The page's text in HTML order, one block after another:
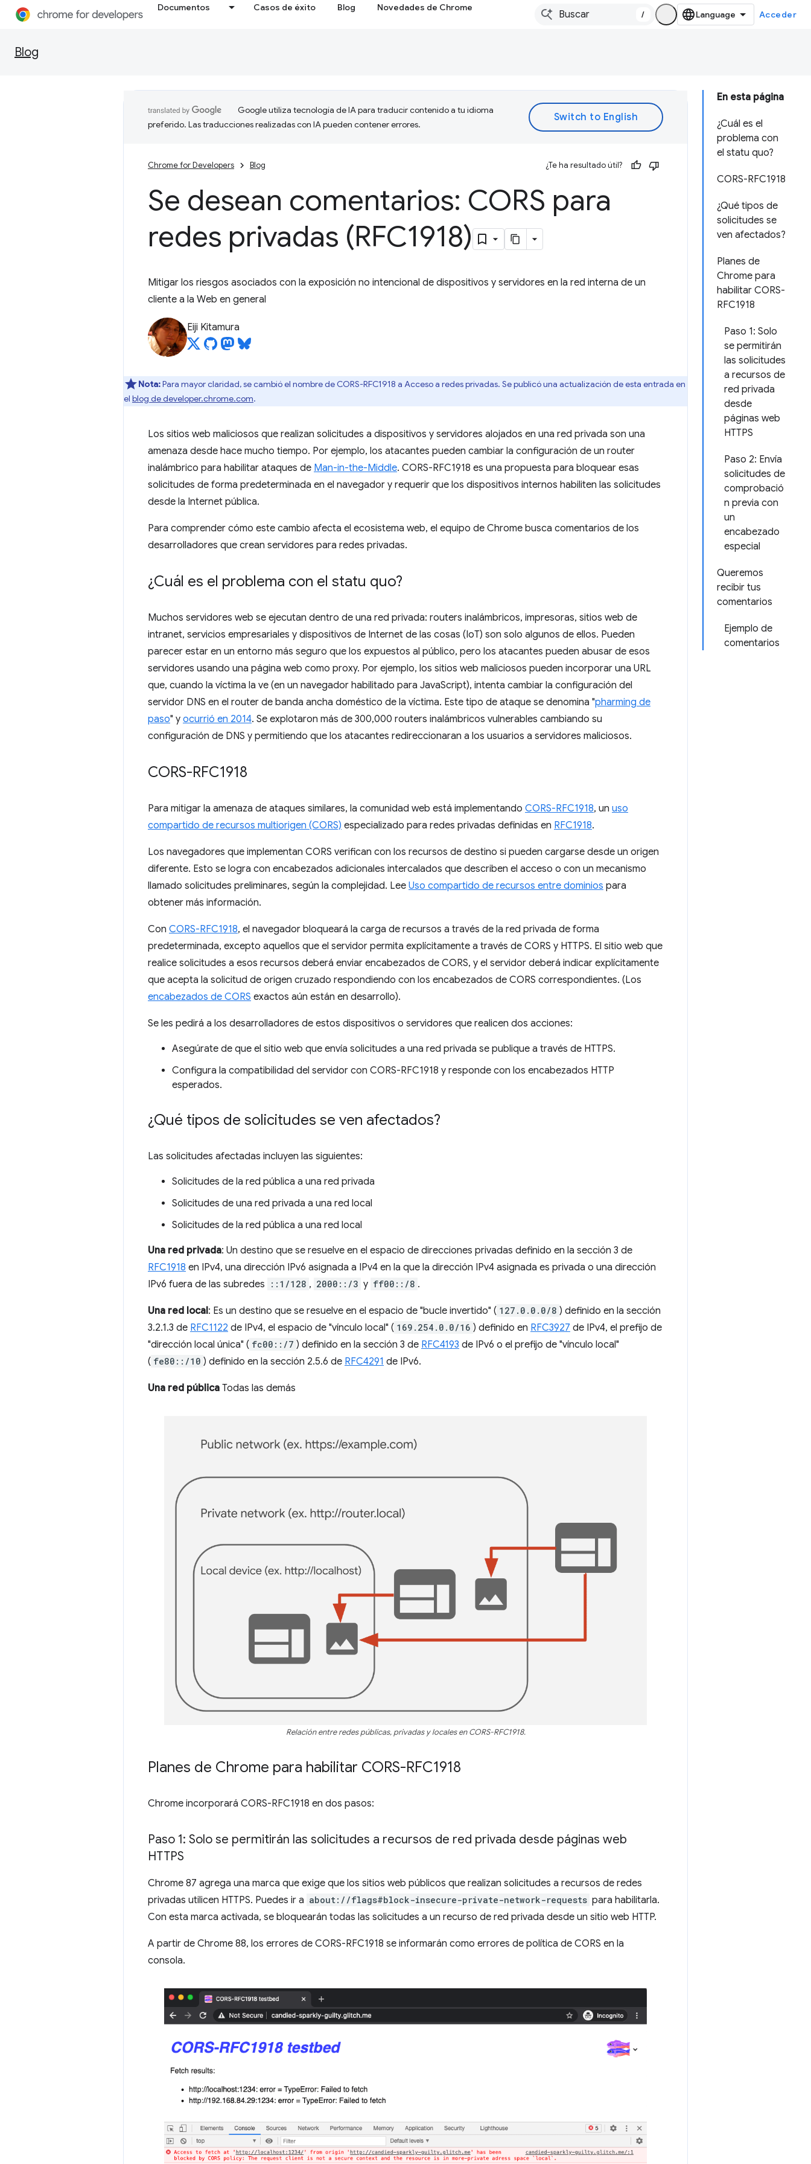
Documentos Casos de éxito Blog Novedades de Chrome
/ Acceder
Blog
En esta página
¿Cuál es el
problema con
el statu quo?
CORS-RFC1918
¿Qué tipos de
solicitudes se
ven afectados?
Planes de
Chrome para
habilitar CORS-
RFC1918
Paso 1: Solo
se permitirán
las solicitudes
a recursos de
red privada
desde
páginas web
HTTPS
Paso 2: Envía
solicitudes de
comprobació
n previa con
un
encabezado
especial
Queremos
recibir tus
comentarios
Ejemplo de
comentarios
Google utiliza tecnología de IA para traducir contenido a tu idioma
preferido. Las traducciones realizadas con IA pueden contener errores.
Chrome for Developers Blog ¿Te ha resultado útil?
Se desean comentarios: CORS para
redes privadas (RFC1918)
Mitigar los riesgos asociados con la exposición no intencional de dispositivos y servidores en la red interna de un
cliente a la Web en general
Eiji Kitamura
Nota:Para mayor claridad, se cambió el nombre de CORS-RFC1918 a Acceso a redes privadas. Se publicó una actualización de esta entrada en
el blog de developer.chrome.com.
Los sitios web maliciosos que realizan solicitudes a dispositivos y servidores alojados en una red privada son una
amenaza desde hace mucho tiempo. Por ejemplo, los atacantes pueden cambiar la configuración de un router
inalámbrico para habilitar ataques de Man-in-the-Middle. CORS-RFC1918 es una propuesta para bloquear esas
solicitudes de forma predeterminada en el navegador y requerir que los dispositivos internos habiliten las solicitudes
desde la Internet pública.
Para comprender cómo este cambio afecta el ecosistema web, el equipo de Chrome busca comentarios de los
desarrolladores que crean servidores para redes privadas.
¿Cuál es el problema con el statu quo?
Muchos servidores web se ejecutan dentro de una red privada: routers inalámbricos, impresoras, sitios web de
intranet, servicios empresariales y dispositivos de Internet de las cosas (IoT) son solo algunos de ellos. Pueden
parecer estar en un entorno más seguro que los expuestos al público, pero los atacantes pueden abusar de esos
servidores usando una página web como proxy. Por ejemplo, los sitios web maliciosos pueden incorporar una URL
que, cuando la víctima la ve (en un navegador habilitado para JavaScript), intenta cambiar la configuración del
servidor DNS en el router de banda ancha doméstico de la víctima. Este tipo de ataque se denomina "pharming de
paso" y ocurrió en 2014. Se explotaron más de 300,000 routers inalámbricos vulnerables cambiando su
configuración de DNS y permitiendo que los atacantes redireccionaran a los usuarios a servidores maliciosos.
CORS-RFC1918
Para mitigar la amenaza de ataques similares, la comunidad web está implementando CORS-RFC1918, un uso
compartido de recursos multiorigen (CORS) especializado para redes privadas definidas en RFC1918.
Los navegadores que implementan CORS verifican con los recursos de destino si pueden cargarse desde un origen
diferente. Esto se logra con encabezados adicionales intercalados que describen el acceso o con un mecanismo
llamado solicitudes preliminares, según la complejidad. Lee Uso compartido de recursos entre dominios para
obtener más información.
Con CORS-RFC1918, el navegador bloqueará la carga de recursos a través de la red privada de forma
predeterminada, excepto aquellos que el servidor permita explícitamente a través de CORS y HTTPS. El sitio web que
realice solicitudes a esos recursos deberá enviar encabezados de CORS, y el servidor deberá indicar explícitamente
que acepta la solicitud de origen cruzado respondiendo con los encabezados de CORS correspondientes. (Los
encabezados de CORS exactos aún están en desarrollo).
Se les pedirá a los desarrolladores de estos dispositivos o servidores que realicen dos acciones:
Asegúrate de que el sitio web que envía solicitudes a una red privada se publique a través de HTTPS.
Configura la compatibilidad del servidor con CORS-RFC1918 y responde con los encabezados HTTP
esperados.
¿Qué tipos de solicitudes se ven afectados?
Las solicitudes afectadas incluyen las siguientes:
Solicitudes de la red pública a una red privada
Solicitudes de una red privada a una red local
Solicitudes de la red pública a una red local
Una red privada: Un destino que se resuelve en el espacio de direcciones privadas definido en la sección 3 de
RFC1918 en IPv4, una dirección IPv6 asignada a IPv4 en la que la dirección IPv4 asignada es privada o una dirección
IPv6 fuera de las subredes
::1/128 , 2000::/3 y ff00::/8 .
Una red local: Es un destino que se resuelve en el espacio de "bucle invertido" ( 127.0.0.0/8 ) definido en la sección
3.2.1.3 de RFC1122 de IPv4, el espacio de "vínculo local" ( 169.254.0.0/16 ) definido en RFC3927 de IPv4, el prefijo de
"dirección local única" ( fc00::/7 ) definido en la sección 3 de RFC4193 de IPv6 o el prefijo de "vínculo local"
( fe80::/10 ) definido en la sección 2.5.6 de RFC4291 de IPv6.
Una red pública Todas las demás
Relación entre redes públicas, privadas y locales en CORS-RFC1918.
Planes de Chrome para habilitar CORS-RFC1918
Chrome incorporará CORS-RFC1918 en dos pasos:
Paso 1: Solo se permitirán las solicitudes a recursos de red privada desde páginas web
HTTPS
Chrome 87 agrega una marca que exige que los sitios web públicos que realizan solicitudes a recursos de redes
privadas utilicen HTTPS. Puedes ir a about://flags#block-insecure-private-network-requests para habilitarla.
Con esta marca activada, se bloquearán todas las solicitudes a un recurso de red privada desde un sitio web HTTP.
A partir de Chrome 88, los errores de CORS-RFC1918 se informarán como errores de política de CORS en la
consola.